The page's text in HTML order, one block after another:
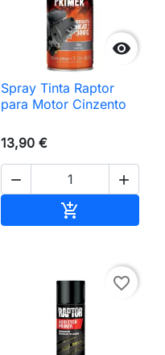

Spray Tinta Raptor
para Motor Cinzento
13,90 €
 

favorite_border